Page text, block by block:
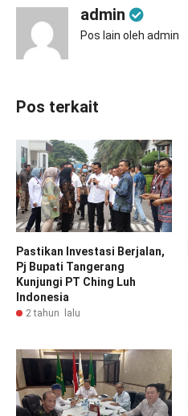
admin
Pos lain oleh admin
Pos terkait
Pastikan Investasi Berjalan,
Pj Bupati Tangerang
Kunjungi PT Ching Luh
Indonesia
2 tahun lalu